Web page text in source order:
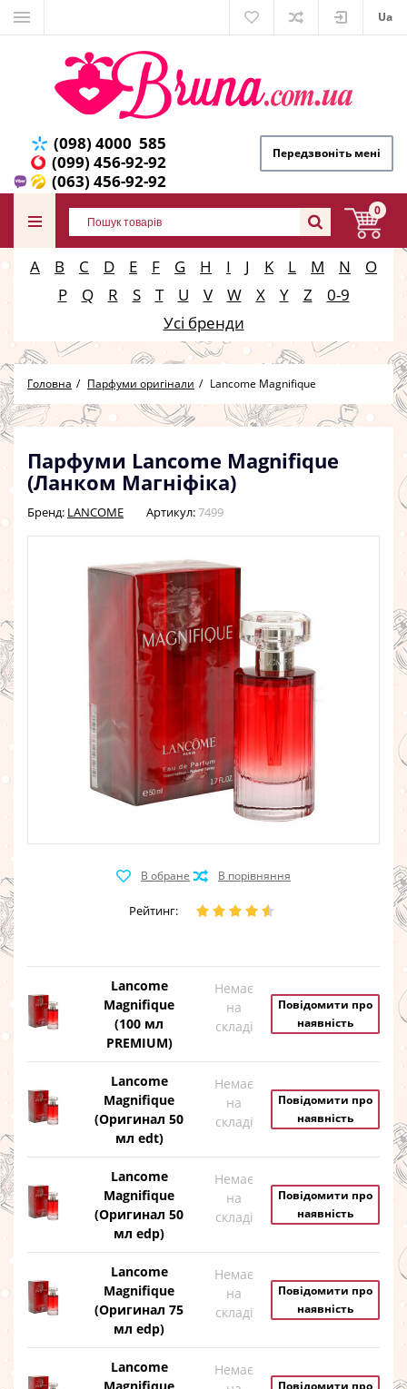
Ua
(098) 4000 585
(099) 456-92-92
(063) 456-92-92
Передзвоніть мені
0
A B C D E F G H I J K L M N
O
P
Q R S T U V W X Y Z
0-9
Усі бренди
Головна Парфуми оригінали Lancome Magnifique
Парфуми Lancome Magnifique
(Ланком Магніфіка)
Бренд: LANCOME Артикул:7499
Рейтинг:
Lancome
Magnifique
(100 мл
PREMIUM)
Немає
на
складі
Повідомити про
наявність
Lancome
Magnifique
(Оригинал 50
мл edt)
Немає
на
складі
Повідомити про
наявність
Lancome
Magnifique
(Оригинал 50
мл edp)
Немає
на
складі
Повідомити про
наявність
Lancome
Magnifique
(Оригинал 75
мл edp)
Немає
на
складі
Повідомити про
наявність
Lancome
Немає
Повідомити про